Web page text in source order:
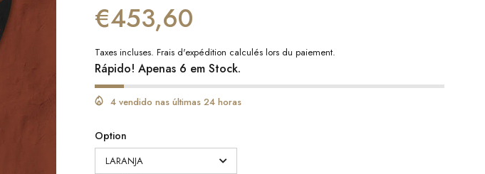
€453,60
Taxes incluses.Frais d'expédition calculés lors du paiement.
Rápido! Apenas 6 em Stock.
4 vendido nas últimas 24 horas
Option